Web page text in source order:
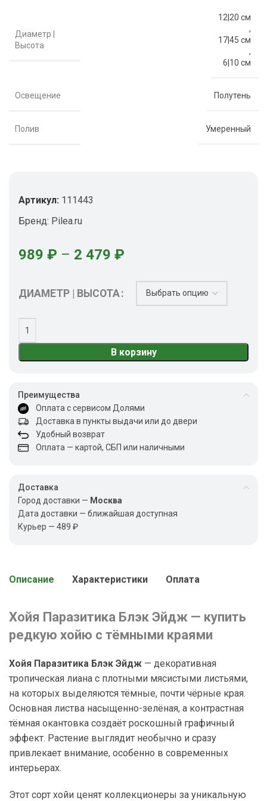
Диаметр |
Высота
12|20 см
,
17|45 см
,
6|10 см
Освещение Полутень
Полив Умеренный
Артикул: 111443
Бренд: Pilea.ru
989 ₽ – 2 479 ₽
ДИАМЕТР | ВЫСОТА
В корзину
Преимущества
Оплата с сервисом Долями
Доставка в пункты выдачи или до двери
Удобный возврат
Оплата — картой, СБП или наличными
Доставка
Город доставки — Москва
Дата доставки — ближайшая доступная
Курьер — 489 ₽
Описание Характеристики Оплата
Хойя Паразитика Блэк Эйдж — купить
редкую хойю с тёмными краями
Хойя Паразитика Блэк Эйдж — декоративная
тропическая лиана с плотными мясистыми листьями,
на которых выделяются тёмные, почти чёрные края.
Основная листва насыщенно-зелёная, а контрастная
тёмная окантовка создаёт роскошный графичный
эффект. Растение выглядит необычно и сразу
привлекает внимание, особенно в современных
интерьерах.
Этот сорт хойи ценят коллекционеры за уникальную